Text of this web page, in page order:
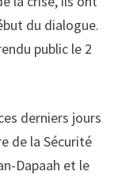
du dialogue.
public le 2
derniers jours
de la Sécurité
Dapaah et le